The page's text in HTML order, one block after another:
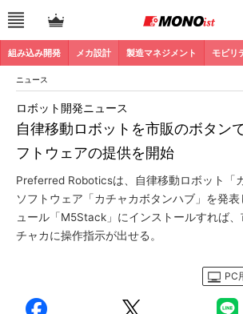
組み込み開発 メカ設計 製造マネジメント モビリ
ニュース
自律移動ロボットを市販のボタン
フトウェアの提供を開始
ロボット開発ニュース
Preferred Roboticsは、自律移動ロボット「
ソフトウェア「カチャカボタンハブ」を発
ュール「M5Stack」にインストールすれば
チャカに操作指示が出せる。
PC